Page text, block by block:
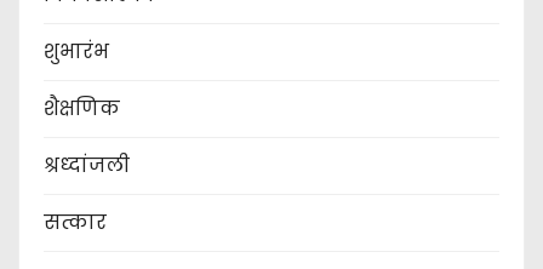
शुभारंभ
शैक्षणिक
श्रध्दांजली
सत्कार